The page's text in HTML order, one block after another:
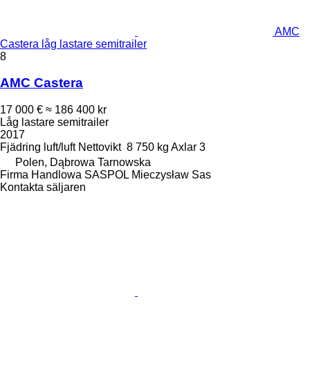
AMC
Castera låg lastare semitrailer
8
AMC Castera
17 000 € ≈ 186 400 kr
Låg lastare semitrailer
2017
Fjädring luft/luft Nettovikt 8 750 kg Axlar 3
Polen, Dąbrowa Tarnowska
Firma Handlowa SASPOL Mieczysław Sas
Kontakta säljaren